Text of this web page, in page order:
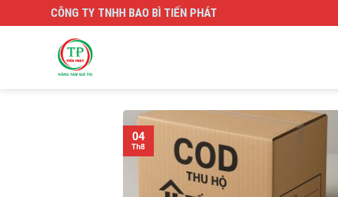
to
CÔNG TY TNHH BAO BÌ TIẾN PHÁT
04
Th8